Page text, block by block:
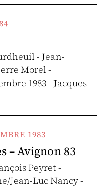
- Jean-
Morel -
1983 - Jacques
1983
– Avignon 83
Peyret -
Jean-Luc Nancy -